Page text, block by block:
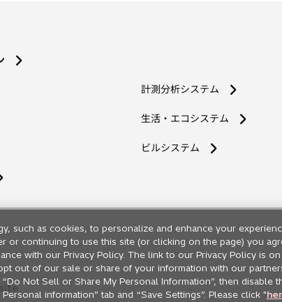
計測分析システム
生活・エコシステム
ビルシステム
such as cookies, to personalize and enhance your
or continuing to use this site (or clicking on the page) you
with our Privacy Policy. The link to our Privacy Policy is
out of our sale or share of your information with our
Not Sell or Share My Personal Information”, then disable
information” tab and “Save Settings”. Please click "